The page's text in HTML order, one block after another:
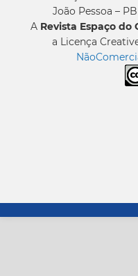
João Pessoa –
A Revista Espaço do
a Licença